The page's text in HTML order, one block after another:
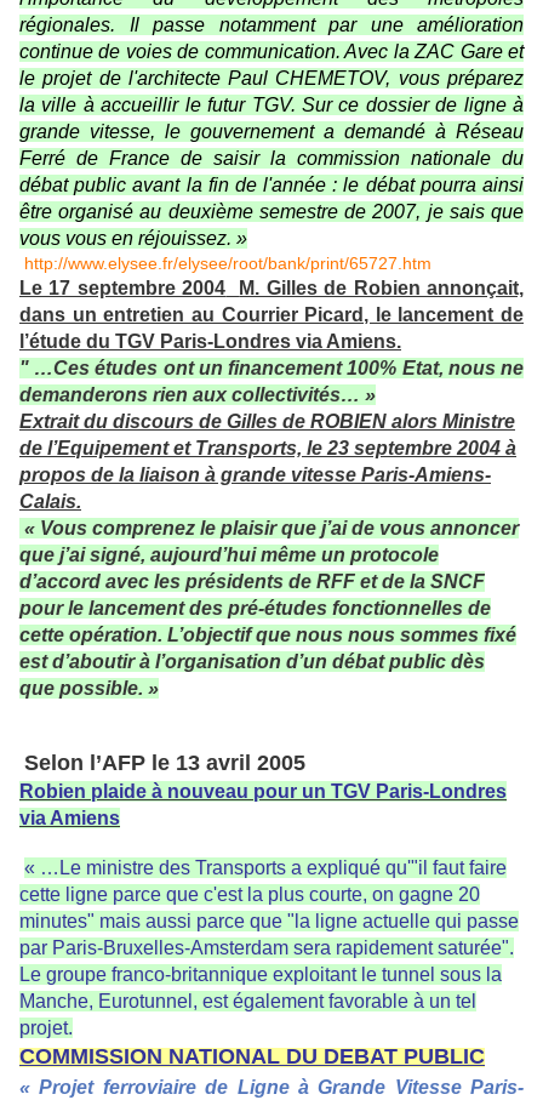
régionales. Il passe notamment par une amélioration
continue de voies de communication. Avec la ZAC Gare et
le projet de l'architecte Paul CHEMETOV, vous préparez
la ville à accueillir le futur TGV. Sur ce dossier de ligne à
grande vitesse, le gouvernement a demandé à Réseau
Ferré de France de saisir la commission nationale du
débat public avant la fin de l'année : le débat pourra ainsi
être organisé au deuxième semestre de 2007, je sais que
vous vous en réjouissez. »
http://www.elysee.fr/elysee/root/bank/print/65727.htm
Le 17 septembre 2004
M. Gilles de Robien annonçait,
dans un entretien au Courrier Picard, le lancement de
l’étude du TGV Paris-Londres via Amiens.
" …Ces études ont un financement 100% Etat, nous ne
demanderons rien aux collectivités… »
Extrait du discours de Gilles de ROBIEN alors Ministre
de l’Equipement et Transports, le 23 septembre 2004 à
propos de la liaison à grande vitesse Paris-Amiens-
Calais.
« Vous comprenez le plaisir que j’ai de vous annoncer
que j’ai signé, aujourd’hui même un protocole
d’accord avec les présidents de RFF et de la SNCF
pour le lancement des pré-études fonctionnelles de
cette opération. L’objectif que nous nous sommes fixé
est d’aboutir à l’organisation d’un débat public dès
que possible. »
Selon l’AFP le 13 avril 2005
Robien plaide à nouveau pour un TGV Paris-Londres
via Amiens
« …Le ministre des Transports a expliqué qu'"il faut faire
cette ligne parce que c'est la plus courte, on gagne 20
minutes" mais aussi parce que "la ligne actuelle qui passe
par Paris-Bruxelles-Amsterdam sera rapidement saturée".
Le groupe franco-britannique exploitant le tunnel sous la
Manche, Eurotunnel, est également favorable à un tel
projet.
COMMISSION NATIONAL DU DEBAT PUBLIC
« Projet ferroviaire de Ligne à Grande Vitesse Paris-